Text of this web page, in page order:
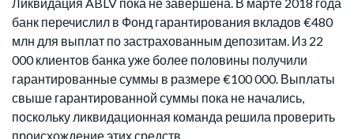
банк перечислил в Фонд гарантирования вкладов €480
млн для выплат по застрахованным депозитам. Из 22
000 клиентов банка уже более половины получили
гарантированные суммы в размере €100 000. Выплаты
свыше гарантированной суммы пока не начались,
поскольку ликвидационная команда решила проверить
происхождение этих средств.